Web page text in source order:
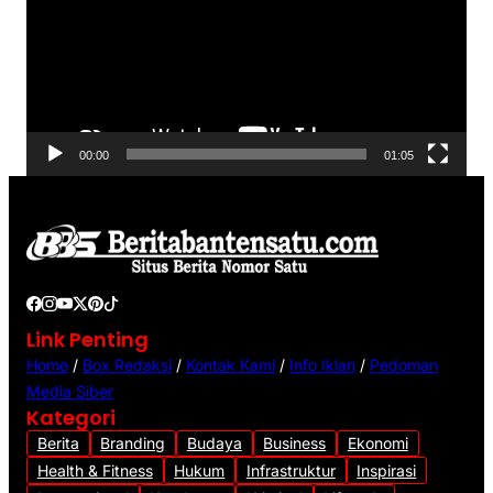
o
00:00 01:05
Link Penting
Home / Box Redaksi / Kontak Kami / Info Iklan / Pedoman
Media Siber
Kategori
Berita Branding Budaya Business
Ekonomi
Health & Fitness
Hukum Infrastruktur
Inspirasi